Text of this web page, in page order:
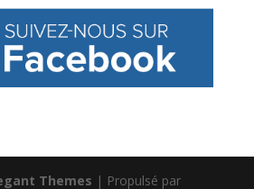
Themes | Propulsé par